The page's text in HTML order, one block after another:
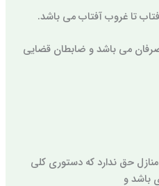
تا غروب آفتاب می باشد.
می باشد و ضابطان قضایی
حق ندارد که دستوری کلی
باشد و